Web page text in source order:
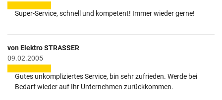
Super-Service, schnell und kompetent! Immer wieder gerne!
von Elektro STRASSER
09.02.2005
Gutes unkompliziertes Service, bin sehr zufrieden. Werde bei
Bedarf wieder auf Ihr Unternehmen zurückkommen.